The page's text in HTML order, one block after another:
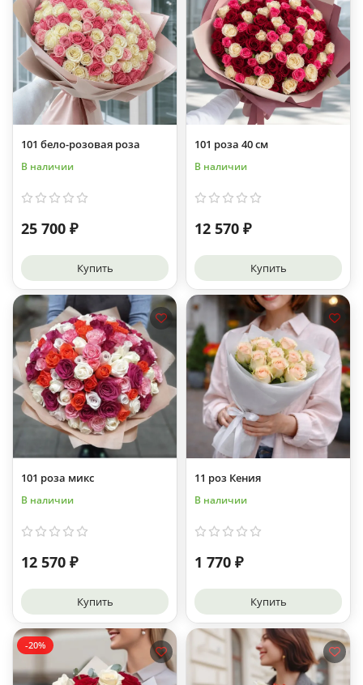
101 бело-розовая роза
В наличии
25 700 ₽
Купить
101 роза 40 см
В наличии
12 570 ₽
Купить
101 роза микс
В наличии
12 570 ₽
Купить
11 роз Кения
В наличии
1 770 ₽
Купить
-20%